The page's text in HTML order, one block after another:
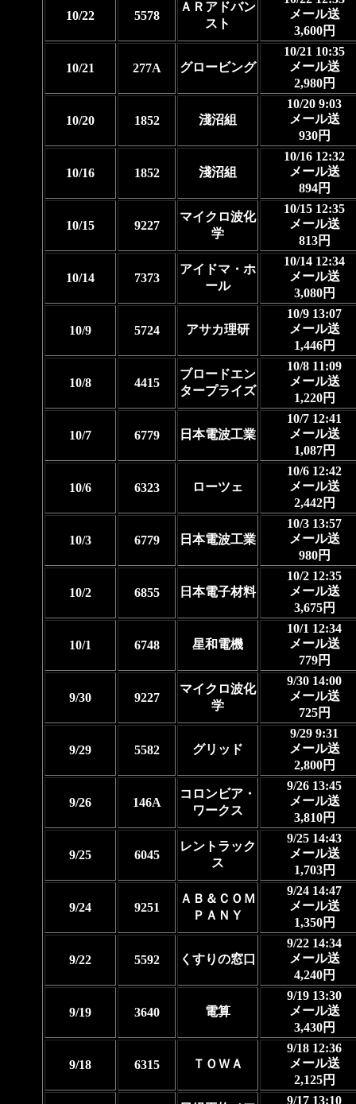
10/22 5578
ＡＲアドバン
スト
メール送
3,600円
10/21 277A グロービング
10/21 10:35
メール送
2,980円
10/20 1852 淺沼組
10/20 9:03
メール送
930円
10/16 1852 淺沼組
10/16 12:32
メール送
894円
10/15 9227
マイクロ波化
学
10/15 12:35
メール送
813円
10/14 7373
アイドマ・ホ
ール
10/14 12:34
メール送
3,080円
10/9 5724 アサカ理研
10/9 13:07
メール送
1,446円
10/8 4415
ブロードエン
タープライズ
10/8 11:09
メール送
1,220円
10/7 6779 日本電波工業
10/7 12:41
メール送
1,087円
10/6 6323 ローツェ
10/6 12:42
メール送
2,442円
10/3 6779 日本電波工業
10/3 13:57
メール送
980円
10/2 6855 日本電子材料
10/2 12:35
メール送
3,675円
10/1 6748 星和電機
10/1 12:34
メール送
779円
9/30 9227
マイクロ波化
学
9/30 14:00
メール送
725円
9/29 5582 グリッド
9/29 9:31
メール送
2,800円
9/26 146A
コロンビア・
ワークス
9/26 13:45
メール送
3,810円
9/25 6045
レントラック
ス
9/25 14:43
メール送
1,703円
9/24 9251
ＡＢ＆ＣＯＭ
ＰＡＮＹ
9/24 14:47
メール送
1,350円
9/22 5592 くすりの窓口
9/22 14:34
メール送
4,240円
9/19 3640 電算
9/19 13:30
メール送
3,430円
9/18 6315 ＴＯＷＡ
9/18 12:36
メール送
2,125円
9/17 13:10